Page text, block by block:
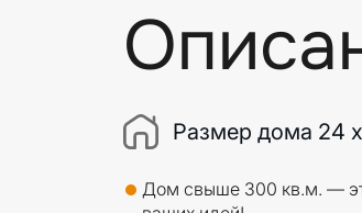
Размер дома 24
Дом свыше 300 кв.м. —